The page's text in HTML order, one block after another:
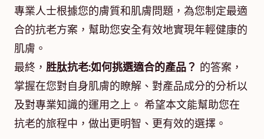
專業人士根據您的膚質和肌膚問題，為您制定最適
合的抗老方案，幫助您安全有效地實現年輕健康的
肌膚。
最終， 胜肽抗老:如何挑選適合的產品？ 的答案，
掌握在您對自身肌膚的瞭解、對產品成分的分析以
及對專業知識的運用之上。 希望本文能幫助您在
抗老的旅程中，做出更明智、更有效的選擇。